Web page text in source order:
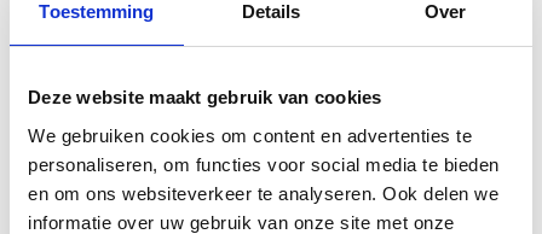
Toestemming Details Over
Deze website maakt gebruik van cookies
We gebruiken cookies om content en advertenties te
personaliseren, om functies voor social media te bieden
en om ons websiteverkeer te analyseren. Ook delen we
informatie over uw gebruik van onze site met onze
CAPTCHA